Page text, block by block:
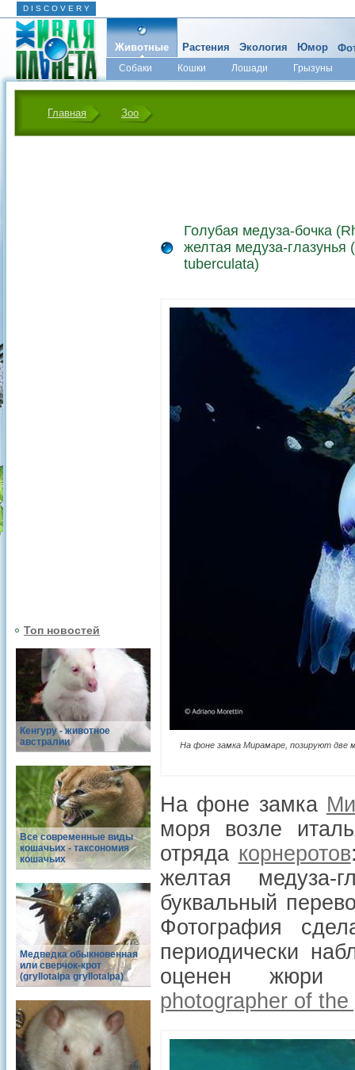
D I S C O V E R Y
Животные
Собаки Кошки Лошади
Грызуны
Микромир
Растения Экология Юмор
Главная Зоо
Топ новостей
Кенгуру - животное
австралии
Все современные виды
кошачьих - таксономия
кошачьих
Медведка обыкновенная
или сверчок-крот
(gryllotalpa gryllotalpa)
Голубая медуза-бочка
желтая медуза-глазунья
tuberculata)
На фоне замка Мирамаре, позируют две
На фоне замка
моря возле
отряда корнеротов
желтая медуза-
буквальный
Фотография
периодически
оценен жюри
photographer of